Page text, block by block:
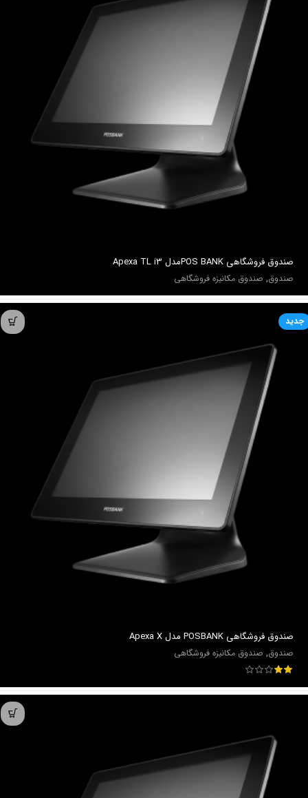
صندوق فروشگاهي POS BANKمدل Apexa TL i3
صندوق, صندوق مکانیزه فروشگاهی
جدید
صندوق فروشگاهي POSBANK مدل Apexa X
صندوق, صندوق مکانیزه فروشگاهی